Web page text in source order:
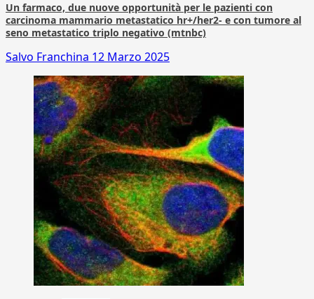
Un farmaco, due nuove opportunità per le pazienti con
carcinoma mammario metastatico hr+/her2- e con tumore al
seno metastatico triplo negativo (mtnbc)
Salvo Franchina 12 Marzo 2025